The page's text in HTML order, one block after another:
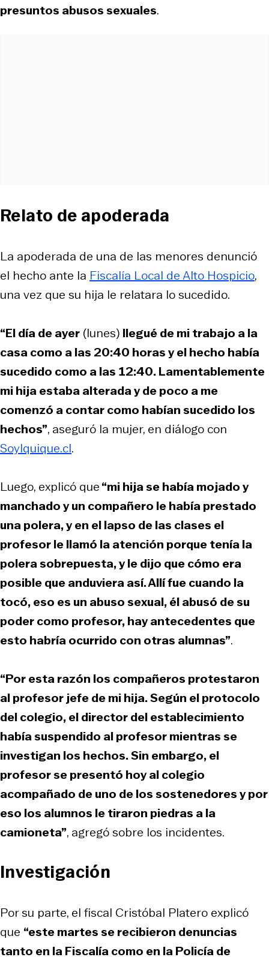
presuntos abusos sexuales.
Relato de apoderada
La apoderada de una de las menores denunció
el hecho ante la Fiscalía Local de Alto Hospicio,
una vez que su hija le relatara lo sucedido.
“El día de ayer (lunes) llegué de mi trabajo a la
casa como a las 20:40 horas y el hecho había
sucedido como a las 12:40. Lamentablemente
mi hija estaba alterada y de poco a me
comenzó a contar como habían sucedido los
hechos”, aseguró la mujer, en diálogo con
SoyIquique.cl.
Luego, explicó que“mi hija se había mojado y
manchado y un compañero le había prestado
una polera, y en el lapso de las clases el
profesor le llamó la atención porque tenía la
polera sobrepuesta, y le dijo que cómo era
posible que anduviera así. Allí fue cuando la
tocó, eso es un abuso sexual, él abusó de su
poder como profesor, hay antecedentes que
esto habría ocurrido con otras alumnas”.
“Por esta razón los compañeros protestaron
al profesor jefe de mi hija. Según el protocolo
del colegio, el director del establecimiento
había suspendido al profesor mientras se
investigan los hechos. Sin embargo, el
profesor se presentó hoy al colegio
acompañado de uno de los sostenedores y por
eso los alumnos le tiraron piedras a la
camioneta”, agregó sobre los incidentes.
Investigación
Por su parte, el fiscal Cristóbal Platero explicó
que “este martes se recibieron denuncias
tanto en la Fiscalía como en la Policía de